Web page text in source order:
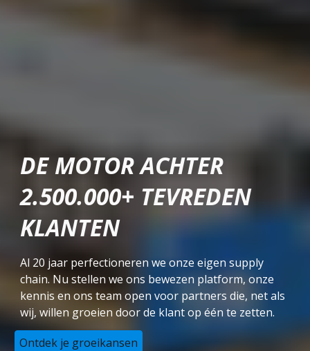
DE MOTOR ACHTER
2.500.000+ TEVREDEN
KLANTEN
Al 20 jaar perfectioneren we onze eigen supply
chain. Nu stellen we ons bewezen platform, onze
kennis en ons team open voor partners die, net als
wij, willen groeien door de klant op één te zetten.
Ontdek je groeikansen